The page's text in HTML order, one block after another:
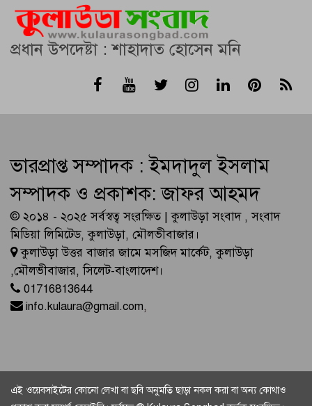
প্রধান উপদেষ্টা : শাহাদাত হোসেন মনি
ভারপ্রাপ্ত সম্পাদক : ইমদাদুল ইসলাম
সম্পাদক ও প্রকাশক: জাফর আহমদ
© ২০১৪ - ২০২৫ সর্বস্বত্ব সংরক্ষিত | কুলাউড়া সংবাদ , সংবাদ
মিডিয়া লিমিটেড, কুলাউড়া, মৌলভীবাজার।
কুলাউড়া উত্তর বাজার জামে মসজিদ মার্কেট, কুলাউড়া
,মৌলভীবাজার, সিলেট-বাংলাদেশ।
01716813644
info.kulaura@gmail.com,
এই ওয়েবসাইটের কোনো লেখা বা ছবি অনুমতি ছাড়া নকল করা বা অন্য কোথাও